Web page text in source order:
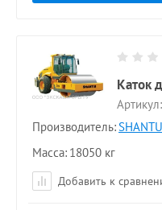
Каток
Артикул:
Производитель:
Масса 18050 кг
Добавить к